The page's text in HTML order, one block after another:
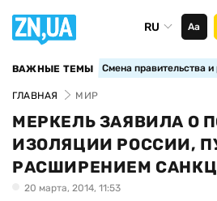
RU Аа
ВАЖНЫЕ ТЕМЫ Смена правительства
ГЛАВНАЯ МИР
МЕРКЕЛЬ ЗАЯВИЛА О
ИЗОЛЯЦИИ РОССИИ,
РАСШИРЕНИЕМ
20 марта, 2014, 11:53